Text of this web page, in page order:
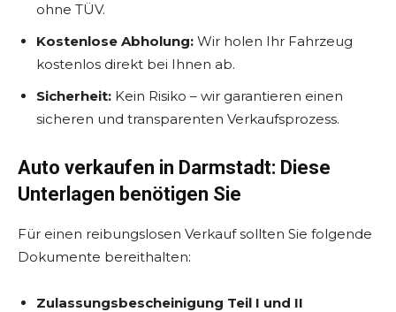
ohne TÜV.
Kostenlose Abholung: Wir holen Ihr Fahrzeug
kostenlos direkt bei Ihnen ab.
Sicherheit: Kein Risiko – wir garantieren einen
sicheren und transparenten Verkaufsprozess.
Auto verkaufen in Darmstadt: Diese
Unterlagen benötigen Sie
Für einen reibungslosen Verkauf sollten Sie folgende
Dokumente bereithalten:
Zulassungsbescheinigung Teil I und II